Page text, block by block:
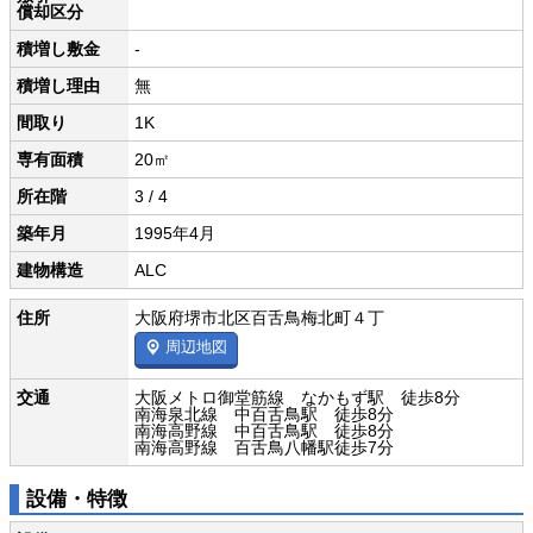
償却区分
積増し敷金
-
積増し理由
無
間取り
1K
専有面積
20㎡
所在階
3 / 4
築年月
1995年4月
建物構造
ALC
住所 大阪府堺市北区百舌鳥梅北町４丁
周辺地図
交通
大阪メトロ御堂筋線 なかもず駅 徒歩8分
南海泉北線 中百舌鳥駅 徒歩8分
南海高野線 中百舌鳥駅 徒歩8分
南海高野線 百舌鳥八幡駅徒歩7分
設備・特徴